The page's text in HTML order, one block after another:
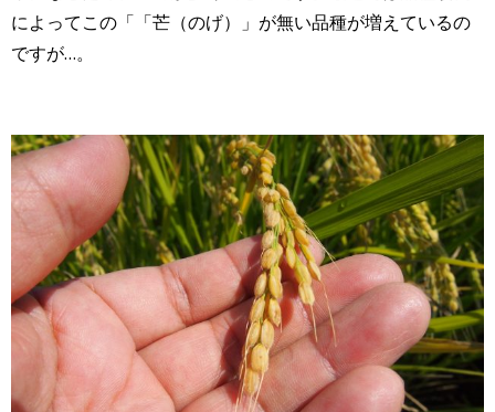
によってこの「「芒（のげ）」が無い品種が増えているの
ですが…。